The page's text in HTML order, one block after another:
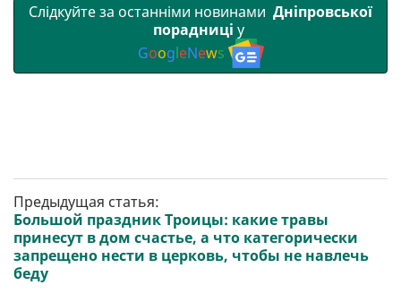
Слідкуйте за останніми новинами Дніпровської
порадниці у
GoogleNews
Предыдущая статья:
Большой праздник Троицы: какие травы
принесут в дом счастье, а что категорически
запрещено нести в церковь, чтобы не навлечь
беду